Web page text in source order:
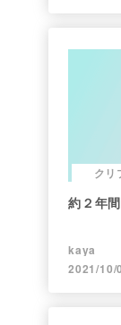
クリ
約２年
kaya
2021/10/